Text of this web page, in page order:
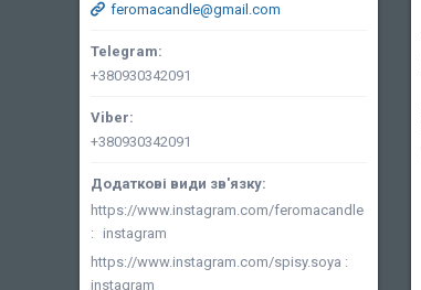
feromacandle@gmail.com
+380930342091
+380930342091
https://www.instagram.com/feromacandle
instagram
https://www.instagram.com/spisy.soya
instagram